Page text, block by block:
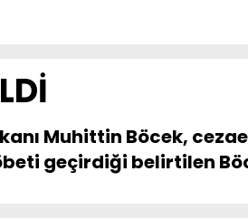
Muhittin Böcek,
geçirdiği belirtilen